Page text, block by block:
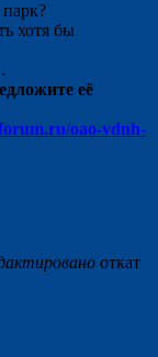
хотя бы
её
oao-vdnh-
откат